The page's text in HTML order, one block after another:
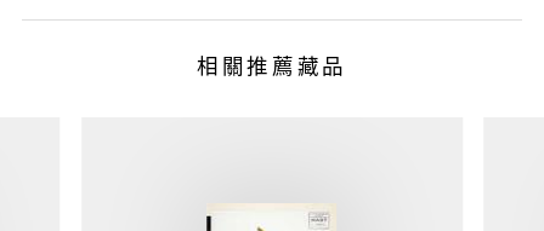
相關推薦藏品